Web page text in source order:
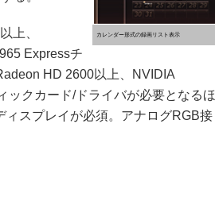
カレンダー形式の録画リスト表示
上、
Expressチ
HD 2600以上、NVIDIA
ックカード/ドライバが必要となるほ
スプレイが必須。アナログRGB接